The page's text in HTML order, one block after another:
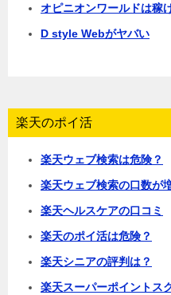
オピニオンワールドは稼
D style Webがヤバい
楽天のポイ活
楽天ウェブ検索は危険？
楽天ウェブ検索の口数が
楽天ヘルスケアの口コミ
楽天のポイ活は危険？
楽天シニアの評判は？
楽天スーパーポイントス